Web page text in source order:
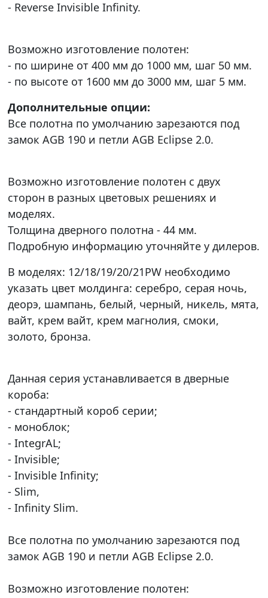
- Reverse Invisible Infinity.
Возможно изготовление полотен:
- по ширине от 400 мм до 1000 мм, шаг 50 мм.
- по высоте от 1600 мм до 3000 мм, шаг 5 мм.
Дополнительные опции:
Все полотна по умолчанию зарезаются под
замок AGB 190 и петли AGB Eclipse 2.0.
Возможно изготовление полотен с двух
сторон в разных цветовых решениях и
моделях.
Толщина дверного полотна - 44 мм.
Подробную информацию уточняйте у дилеров.
В моделях: 12/18/19/20/21PW необходимо
указать цвет молдинга: серебро, серая ночь,
деорэ, шампань, белый, черный, никель, мята,
вайт, крем вайт, крем магнолия, смоки,
золото, бронза.
Данная серия устанавливается в дверные
короба:
- стандартный короб серии;
- моноблок;
- IntegrAL;
- Invisible;
- Invisible Infinity;
- Slim,
- Infinity Slim.
Все полотна по умолчанию зарезаются под
замок AGB 190 и петли AGB Eclipse 2.0.
Возможно изготовление полотен: